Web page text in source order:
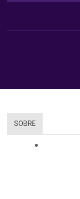
SOBRE